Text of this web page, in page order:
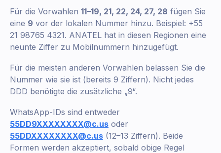
Für die Vorwahlen 11–19, 21, 22, 24, 27, 28 fügen Sie
eine 9 vor der lokalen Nummer hinzu. Beispiel: +55
21 98765 4321. ANATEL hat in diesen Regionen eine
neunte Ziffer zu Mobilnummern hinzugefügt.
Für die meisten anderen Vorwahlen belassen Sie die
Nummer wie sie ist (bereits 9 Ziffern). Nicht jedes
DDD benötigte die zusätzliche „9“.
WhatsApp-IDs sind entweder
55DD9XXXXXXXX@c.us oder
55DDXXXXXXXX@c.us (12–13 Ziffern). Beide
Formen werden akzeptiert, sobald obige Regel